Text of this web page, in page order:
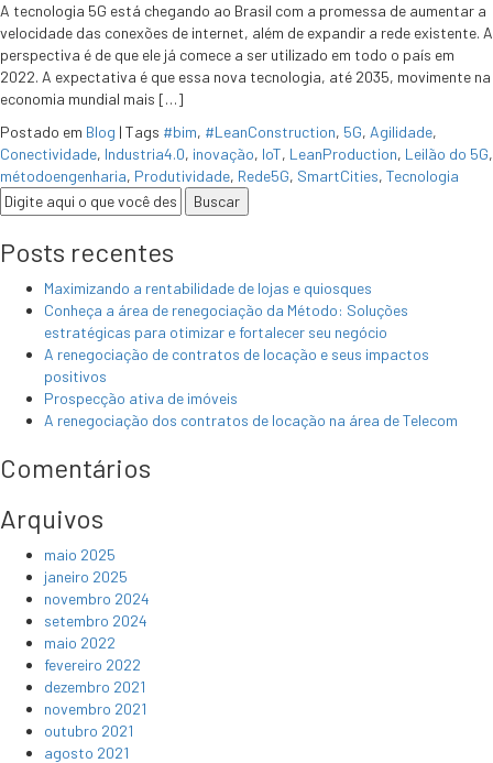
A tecnologia 5G está chegando ao Brasil com a promessa de aumentar a
velocidade das conexões de internet, além de expandir a rede existente. A
perspectiva é de que ele já comece a ser utilizado em todo o país em
2022. A expectativa é que essa nova tecnologia, até 2035, movimente na
economia mundial mais […]
Postado em Blog | Tags #bim, #LeanConstruction, 5G, Agilidade,
Conectividade, Industria4.0, inovação, IoT, LeanProduction, Leilão do 5G,
métodoengenharia, Produtividade, Rede5G, SmartCities, Tecnologia
Posts recentes
Maximizando a rentabilidade de lojas e quiosques
Conheça a área de renegociação da Método: Soluções
estratégicas para otimizar e fortalecer seu negócio
A renegociação de contratos de locação e seus impactos
positivos
Prospecção ativa de imóveis
A renegociação dos contratos de locação na área de Telecom
Comentários
Arquivos
maio 2025
janeiro 2025
novembro 2024
setembro 2024
maio 2022
fevereiro 2022
dezembro 2021
novembro 2021
outubro 2021
agosto 2021